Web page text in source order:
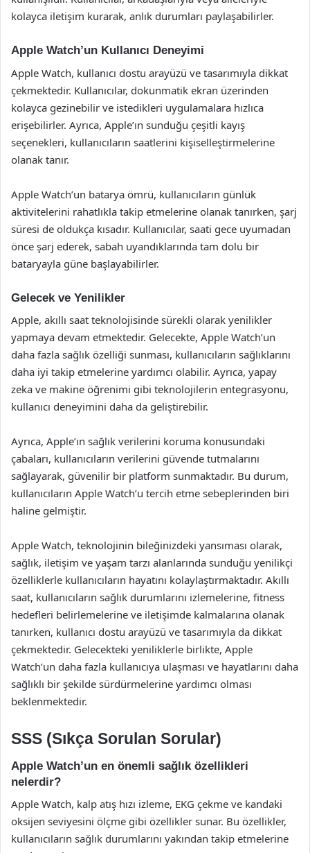
kolayca iletişim kurarak, anlık durumları paylaşabilirler.
Apple Watch’un Kullanıcı Deneyimi
Apple Watch, kullanıcı dostu arayüzü ve tasarımıyla dikkat
çekmektedir. Kullanıcılar, dokunmatik ekran üzerinden
kolayca gezinebilir ve istedikleri uygulamalara hızlıca
erişebilirler. Ayrıca, Apple’ın sunduğu çeşitli kayış
seçenekleri, kullanıcıların saatlerini kişiselleştirmelerine
olanak tanır.
Apple Watch’un batarya ömrü, kullanıcıların günlük
aktivitelerini rahatlıkla takip etmelerine olanak tanırken, şarj
süresi de oldukça kısadır. Kullanıcılar, saati gece uyumadan
önce şarj ederek, sabah uyandıklarında tam dolu bir
bataryayla güne başlayabilirler.
Gelecek ve Yenilikler
Apple, akıllı saat teknolojisinde sürekli olarak yenilikler
yapmaya devam etmektedir. Gelecekte, Apple Watch’un
daha fazla sağlık özelliği sunması, kullanıcıların sağlıklarını
daha iyi takip etmelerine yardımcı olabilir. Ayrıca, yapay
zeka ve makine öğrenimi gibi teknolojilerin entegrasyonu,
kullanıcı deneyimini daha da geliştirebilir.
Ayrıca, Apple’ın sağlık verilerini koruma konusundaki
çabaları, kullanıcıların verilerini güvende tutmalarını
sağlayarak, güvenilir bir platform sunmaktadır. Bu durum,
kullanıcıların Apple Watch’u tercih etme sebeplerinden biri
haline gelmiştir.
Apple Watch, teknolojinin bileğinizdeki yansıması olarak,
sağlık, iletişim ve yaşam tarzı alanlarında sunduğu yenilikçi
özelliklerle kullanıcıların hayatını kolaylaştırmaktadır. Akıllı
saat, kullanıcıların sağlık durumlarını izlemelerine, fitness
hedefleri belirlemelerine ve iletişimde kalmalarına olanak
tanırken, kullanıcı dostu arayüzü ve tasarımıyla da dikkat
çekmektedir. Gelecekteki yeniliklerle birlikte, Apple
Watch’un daha fazla kullanıcıya ulaşması ve hayatlarını daha
sağlıklı bir şekilde sürdürmelerine yardımcı olması
beklenmektedir.
SSS (Sıkça Sorulan Sorular)
Apple Watch’un en önemli sağlık özellikleri
nelerdir?
Apple Watch, kalp atış hızı izleme, EKG çekme ve kandaki
oksijen seviyesini ölçme gibi özellikler sunar. Bu özellikler,
kullanıcıların sağlık durumlarını yakından takip etmelerine